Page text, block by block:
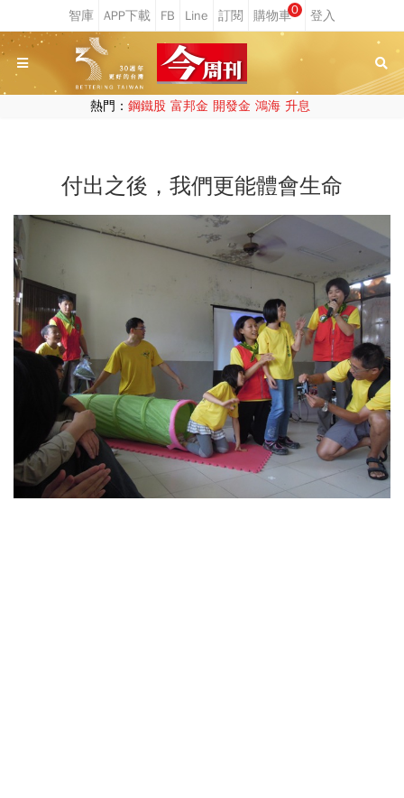
0
熱門： 鋼鐵股 富邦金 開發金 鴻海 升息
付出之後，我們更能體會生命